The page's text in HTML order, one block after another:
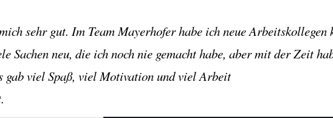
sehr gut. Im Team Mayerhofer habe ich neue Arbeitskollegen
Sachen neu, die ich noch nie gemacht habe, aber mit der Zeit
gab viel Spaß, viel Motivation und viel Arbeit